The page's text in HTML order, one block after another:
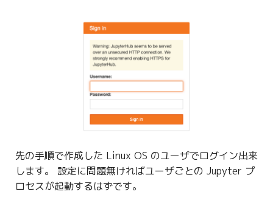
先の手順で作成した Linux OS のユーザでログイン出来
します。 設定に問題無ければユーザごとの Jupyter プ
ロセスが起動するはずです。